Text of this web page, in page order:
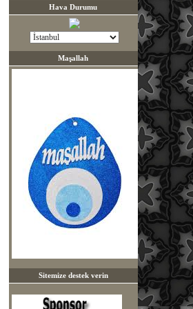
Hava Durumu
Maşallah
Sitemize destek verin